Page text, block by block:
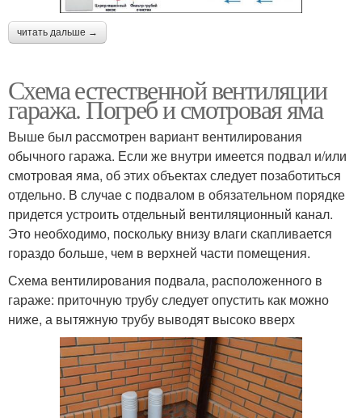
читать дальше →
Схема естественной вентиляции
гаража. Погреб и смотровая яма
Выше был рассмотрен вариант вентилирования
обычного гаража. Если же внутри имеется подвал и/или
смотровая яма, об этих объектах следует позаботиться
отдельно. В случае с подвалом в обязательном порядке
придется устроить отдельный вентиляционный канал.
Это необходимо, поскольку внизу влаги скапливается
гораздо больше, чем в верхней части помещения.
Схема вентилирования подвала, расположенного в
гараже: приточную трубу следует опустить как можно
ниже, а вытяжную трубу выводят высоко вверх